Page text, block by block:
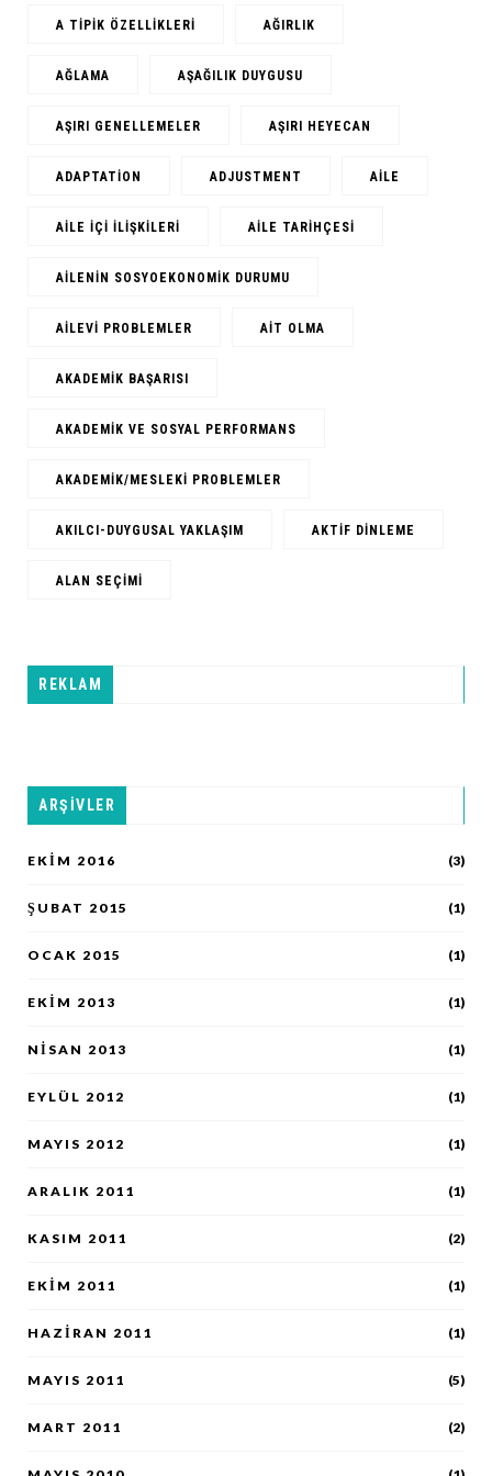
A TIPIK ÖZELLIKLERI AĞIRLIK
AĞLAMA AŞAĞILIK DUYGUSU
AŞIRI GENELLEMELER AŞIRI HEYECAN
ADAPTATION ADJUSTMENT AILE
AILE IÇI ILIŞKILERI AILE TARIHÇESI
AILENIN SOSYOEKONOMIK DURUMU
AILEVI PROBLEMLER AIT OLMA
AKADEMIK BAŞARISI
AKADEMIK VE SOSYAL PERFORMANS
AKADEMIK/MESLEKI PROBLEMLER
AKILCI-DUYGUSAL YAKLAŞIM AKTIF DINLEME
ALAN SEÇIMI
REKLAM
ARŞIVLER
EKIM 2016 (3)
ŞUBAT 2015 (1)
OCAK 2015 (1)
EKIM 2013 (1)
NISAN 2013 (1)
EYLÜL 2012 (1)
MAYIS 2012 (1)
ARALIK 2011 (1)
KASIM 2011 (2)
EKIM 2011 (1)
HAZIRAN 2011 (1)
MAYIS 2011 (5)
MART 2011 (2)